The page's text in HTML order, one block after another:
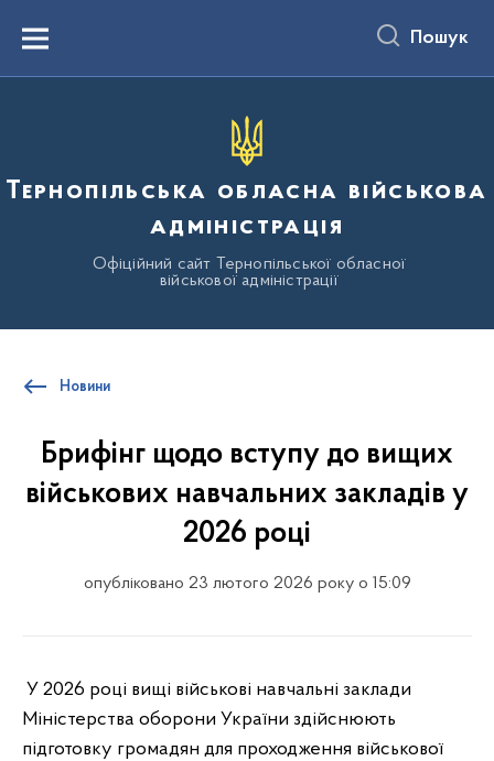
вмістуMenu Пошук
Тернопільська обласна військова
адміністрація
Офіційний сайт Тернопільської обласної
військової адміністрації
Новини
Брифінг щодо вступу до вищих
військових навчальних закладів у
2026 році
опубліковано 23 лютого 2026 року о 15:09
У 2026 році вищі військові навчальні заклади
Міністерства оборони України здійснюють
підготовку громадян для проходження військової